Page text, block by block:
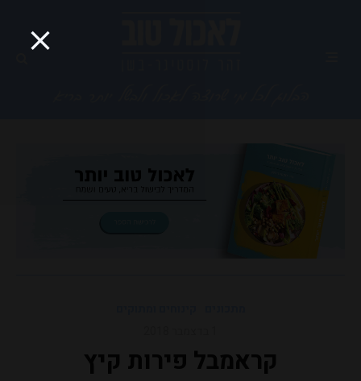
קראמבל פירות קיץ